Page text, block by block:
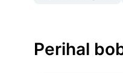
Perihal